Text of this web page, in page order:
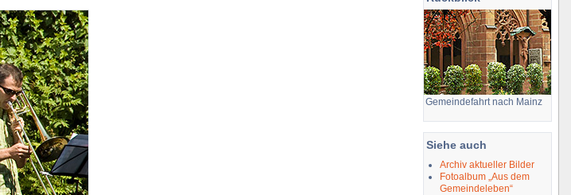
Gemeindefahrt nach Mainz
Siehe auch
Archiv aktueller Bilder
Fotoalbum „Aus dem
Gemeindeleben“